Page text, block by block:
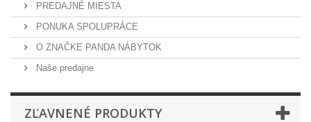
PREDAJNÉ MIESTA
PONUKA SPOLUPRÁCE
O ZNAČKE PANDA NÁBYTOK
Naše predajne
ZĽAVNENÉ PRODUKTY